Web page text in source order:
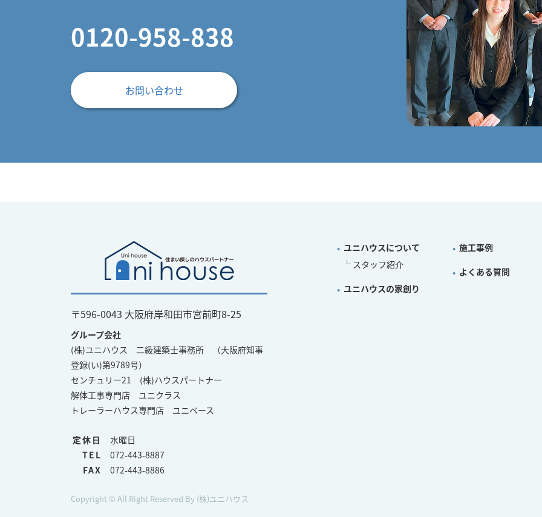
0120-958-838
お問い合わせ
〒596-0043 大阪府岸和田市宮前町8-25
グループ会社
(株)ユニハウス 二級建築士事務所 （大阪府知事
登録(い)第9789号）
センチュリー21 (株)ハウスパートナー
解体工事専門店 ユニクラス
トレーラーハウス専門店 ユニベース
定休日
水曜日
TEL
072-443-8887
FAX
072-443-8886
ユニハウスについて
スタッフ紹介
ユニハウスの家創り
施工事例
よくある質問
Copyright © All Right Reserved By (株)ユニハウス